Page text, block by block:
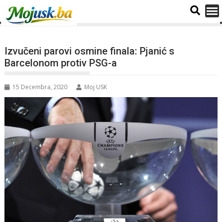
Izvučeni parovi osmine finala: Pjanić s
Barcelonom protiv PSG-a
15 Decembra, 2020 Moj USK